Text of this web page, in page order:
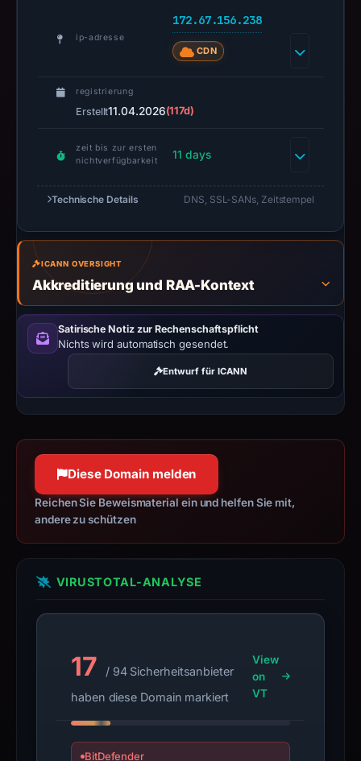
apparent
target
details
have
collection.
This
report
summarizes
time-
bound
observations,
not
Avoid
with
the
submit
appeal
if
is
ip-adresse
172.67.156.238
CDN
registrierung
Erstellt11.04.2026(117d)
zeit bis zur ersten
nichtverfügbarkeit
11 days
Technische Details DNS, SSL-SANs, Zeitstempel
ICANN OVERSIGHT
Akkreditierung und RAA-Kontext
Satirische Notiz zur Rechenschaftspflicht
Nichts wird automatisch gesendet.
Entwurf für ICANN
Diese Domain melden
Reichen Sie Beweismaterial ein und helfen Sie mit,
andere zu schützen
VIRUSTOTAL-ANALYSE
17
/ 94 Sicherheitsanbieter
haben diese Domain markiert
View
on
VT
BitDefender